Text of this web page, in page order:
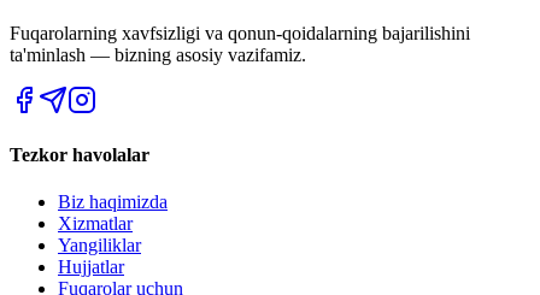
Fuqarolarning xavfsizligi va qonun-qoidalarning bajarilishini
ta'minlash — bizning asosiy vazifamiz.
Tezkor havolalar
Biz haqimizda
Xizmatlar
Yangiliklar
Hujjatlar
Fuqarolar uchun